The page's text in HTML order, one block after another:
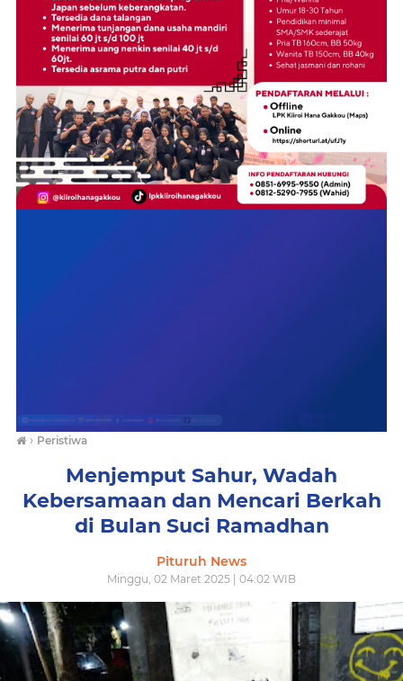
› Peristiwa
Menjemput Sahur, Wadah
Kebersamaan dan Mencari Berkah
di Bulan Suci Ramadhan
Pituruh News
Minggu, 02 Maret 2025 | 04:02 WIB